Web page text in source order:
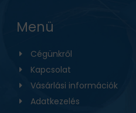
Menü
Cégünkről
Kapcsolat
Vásárlási információk
Adatkezelés